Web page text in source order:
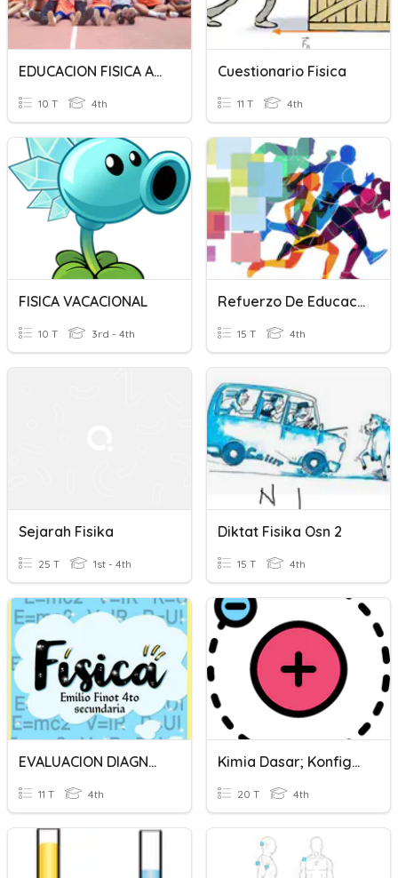
EDUCACION FISICA APRENDO JUGANDO
10 T 4th
Cuestionario Fisica
11 T 4th
FISICA VACACIONAL
10 T 3rd - 4th
Refuerzo De Educacion Fisica
15 T 4th
Sejarah Fisika
25 T 1st - 4th
Diktat Fisika Osn 2
15 T 4th
EVALUACION DIAGNOSTICA FISICA
11 T 4th
Kimia Dasar; Konfigurasi Elektron Dan Bilangan Kuantum Utama
20 T 4th